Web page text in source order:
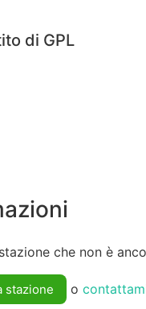
di GPL
che non è
stazione o